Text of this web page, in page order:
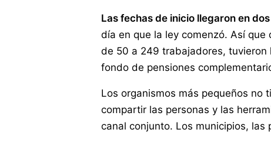
Las fechas de inicio llegaron en
día en que la ley comenzó. Así
de 50 a 249 trabajadores, tuvieron
fondo de pensiones
Los organismos más pequeños no
compartir las personas y las
canal conjunto. Los municipios,